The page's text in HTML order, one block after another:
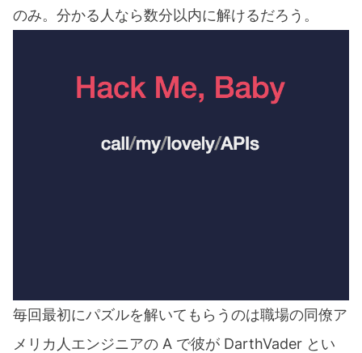
のみ。分かる人なら数分以内に解けるだろう。
毎回最初にパズルを解いてもらうのは職場の同僚ア
メリカ人エンジニアの A で彼が DarthVader とい